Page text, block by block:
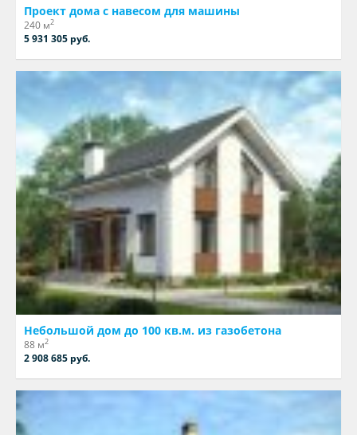
Проект дома с навесом для машины
240 м2
5 931 305 руб.
Небольшой дом до 100 кв.м. из газобетона
88 м2
2 908 685 руб.